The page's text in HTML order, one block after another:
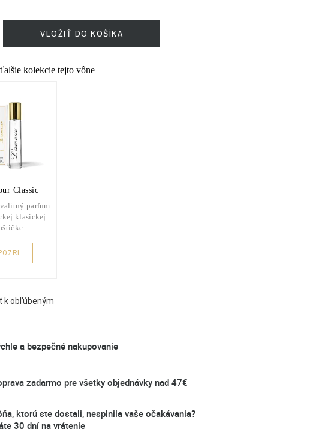
VLOŽIŤ DO KOŠÍKA
kolekcie tejto vône
Classic
parfum
klasickej
k obľúbeným
a bezpečné nakupovanie
zadarmo pre všetky objednávky nad 47€
ktorú ste dostali, nesplnila vaše očakávania?
30 dní na vrátenie